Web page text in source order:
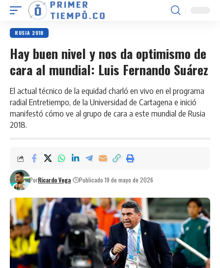
RUSIA 2018
Hay buen nivel y nos da optimismo de
cara al mundial: Luis Fernando Suárez
El actual técnico de la equidad charló en vivo en el programa
radial Entretiempo, de la Universidad de Cartagena e inició
manifestó cómo ve al grupo de cara a este mundial de Rusia
2018.
PorRicardo Vega Publicado 19 de mayo de 2026